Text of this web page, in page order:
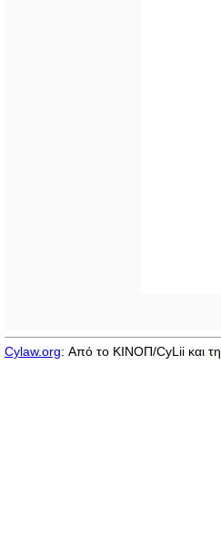
Cylaw.org: Από το ΚΙΝOΠ/CyLii και τη